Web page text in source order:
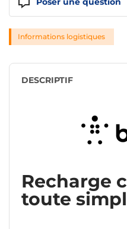
Informations logistiques
DESCRIPTIF
Recharge
toute